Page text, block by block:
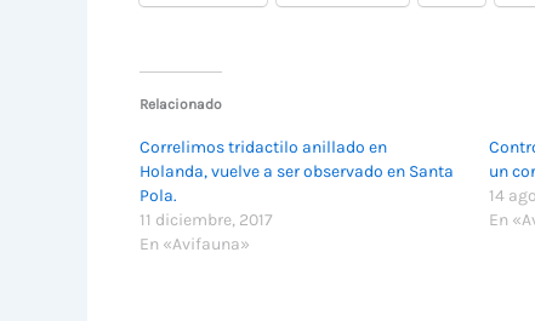
Relacionado
Correlimos tridactilo anillado en
Holanda, vuelve a ser observado en Santa
Pola.
11 diciembre, 2017
En «Avifauna»
un
14
En